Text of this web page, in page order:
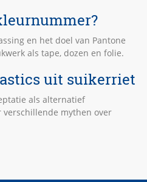
en het doel van Pantone
als tape, dozen en folie.
uit suikerriet
als alternatief
mythen over